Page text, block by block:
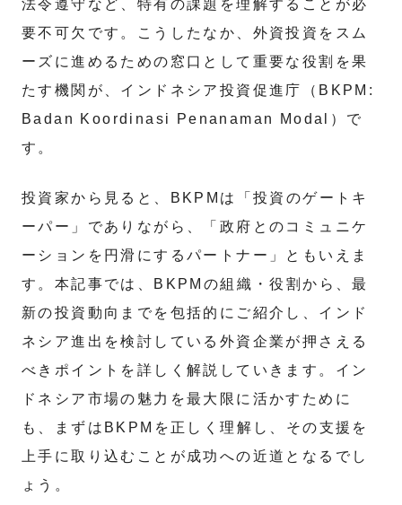
法令遵守など、特有の課題を理解することが必
要不可欠です。こうしたなか、外資投資をスム
ーズに進めるための窓口として重要な役割を果
たす機関が、インドネシア投資促進庁（BKPM:
Badan Koordinasi Penanaman Modal）で
す。
投資家から見ると、BKPMは「投資のゲートキ
ーパー」でありながら、「政府とのコミュニケ
ーションを円滑にするパートナー」ともいえま
す。本記事では、BKPMの組織・役割から、最
新の投資動向までを包括的にご紹介し、インド
ネシア進出を検討している外資企業が押さえる
べきポイントを詳しく解説していきます。イン
ドネシア市場の魅力を最大限に活かすために
も、まずはBKPMを正しく理解し、その支援を
上手に取り込むことが成功への近道となるでし
ょう。